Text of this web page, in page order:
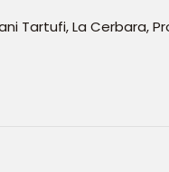
Tartufi, La Cerbara,